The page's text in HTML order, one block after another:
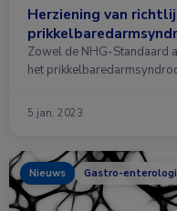
Herziening van
Zowel de NHG-Standaard
het
5 jan. 2023
Nieuws Gastro-